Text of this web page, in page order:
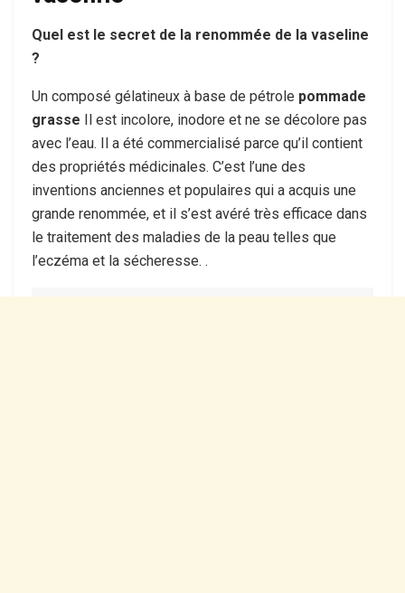
Quel est le secret de la renommée de la vaseline
?
Un composé gélatineux à base de pétrole pommade
grasse Il est incolore, inodore et ne se décolore pas
avec l’eau. Il a été commercialisé parce qu’il contient
des propriétés médicinales. C’est l’une des
inventions anciennes et populaires qui a acquis une
grande renommée, et il s’est avéré très efficace dans
le traitement des maladies de la peau telles que
l’eczéma et la sécheresse. .